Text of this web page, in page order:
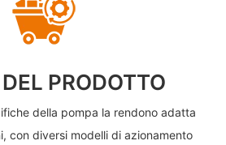
PRODOTTO
della pompa la rendono adatta
con diversi modelli di azionamento